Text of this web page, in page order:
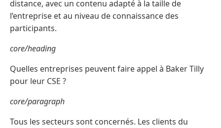
distance, avec un contenu adapté à la taille de
l’entreprise et au niveau de connaissance des
participants.
core/heading
Quelles entreprises peuvent faire appel à Baker Tilly
pour leur CSE ?
core/paragraph
Tous les secteurs sont concernés. Les clients du